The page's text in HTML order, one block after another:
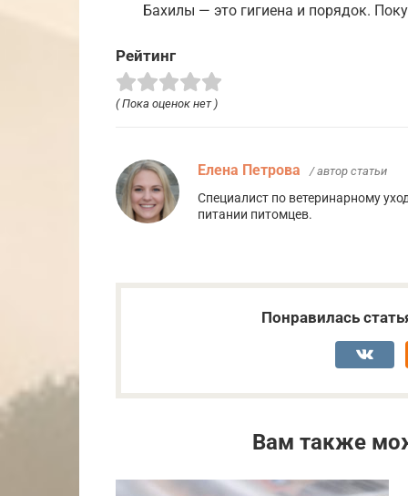
Бахилы — это гигиена и порядок.
Рейтинг
( Пока оценок нет )
Елена Петрова / автор статьи
Специалист по ветеринарному
питании питомцев.
Понравилась
Вам также